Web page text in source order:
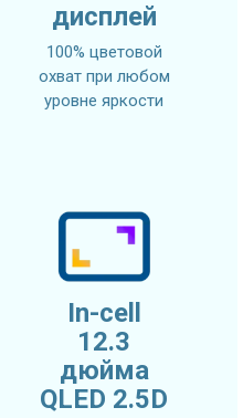
дисплей
100% цветовой
охват при любом
уровне яркости
In-cell
12.3
дюйма
QLED 2.5D